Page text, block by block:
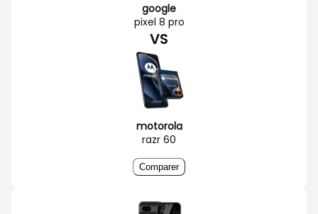
google
pixel 8 pro
VS
motorola
razr 60
Comparer